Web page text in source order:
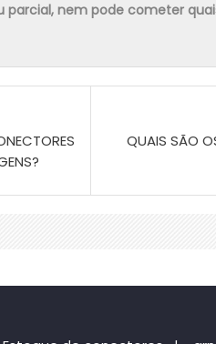
nem pode cometer
QUAIS SÃO